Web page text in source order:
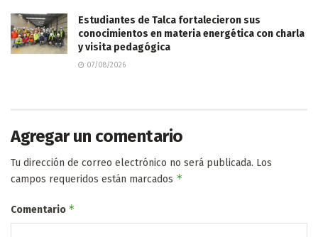
Estudiantes de Talca fortalecieron sus
conocimientos en materia energética con charla
y visita pedagógica
07/08/2026
Agregar un comentario
Tu dirección de correo electrónico no será publicada. Los
campos requeridos están marcados *
Comentario *